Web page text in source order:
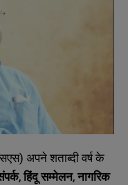
अपने शताब्दी वर्ष के
,हिंदू सम्मेलन,नागरिक